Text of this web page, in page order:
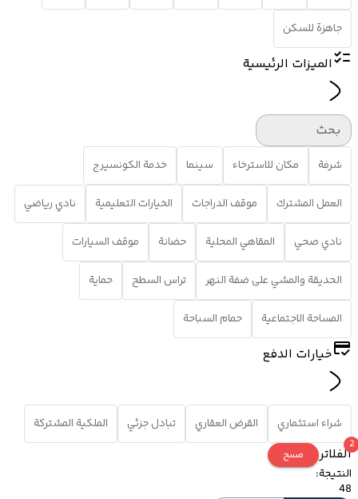
جاهزة للسكن
الميزات الرئيسية
بحث
شرفة مكان للاسترخاء سينما خدمة الكونسيرج
العمل المشترك موقف الدراجات الخيارات التعليمية نادي رياضي
نادي صحي المقاهي المحلية حضانة موقف السيارات
الحديقة والمشي على ضفة النهر تراس السطح حماية
المساحة الاجتماعية حمام السباحة
خيارات الدفع
شراء استثماري القرض العقاري تبادل جزئي الملكية المشتركة
الفلاتر
2
مسح
النتيجة:
48